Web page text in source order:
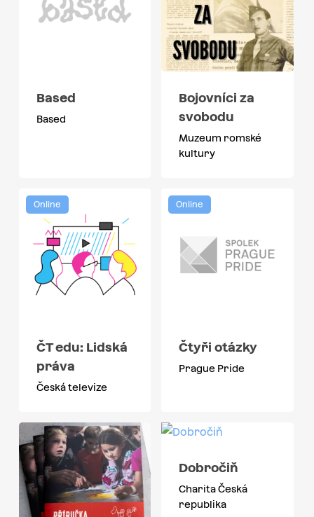
Based
Based
Bojovníci za
svobodu
Muzeum romské
kultury
Online
ČT edu: Lidská
práva
Česká televize
Online
Čtyři otázky
Prague Pride
Dobročiň
Charita Česká
republika